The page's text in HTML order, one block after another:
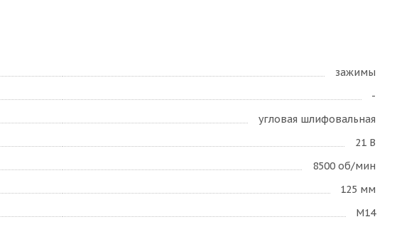
зажимы
-
угловая шлифовальная
21 В
8500 об/мин
125 мм
M14